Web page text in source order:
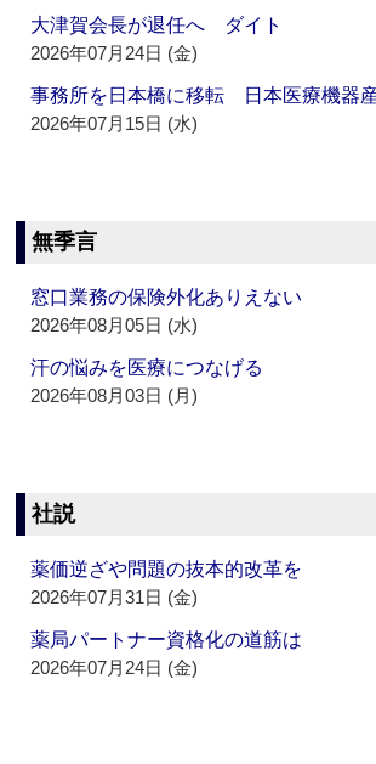
大津賀会長が退任へ ダイト
2026年07月24日 (金)
事務所を日本橋に移転 日本医療機器
2026年07月15日 (水)
無季言
窓口業務の保険外化ありえない
2026年08月05日 (水)
汗の悩みを医療につなげる
2026年08月03日 (月)
社説
薬価逆ざや問題の抜本的改革を
2026年07月31日 (金)
薬局パートナー資格化の道筋は
2026年07月24日 (金)